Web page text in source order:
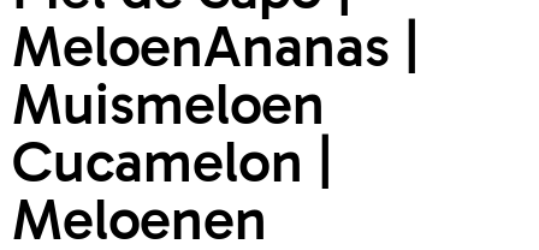
MeloenAnanas |
Muismeloen
Cucamelon |
Meloenen